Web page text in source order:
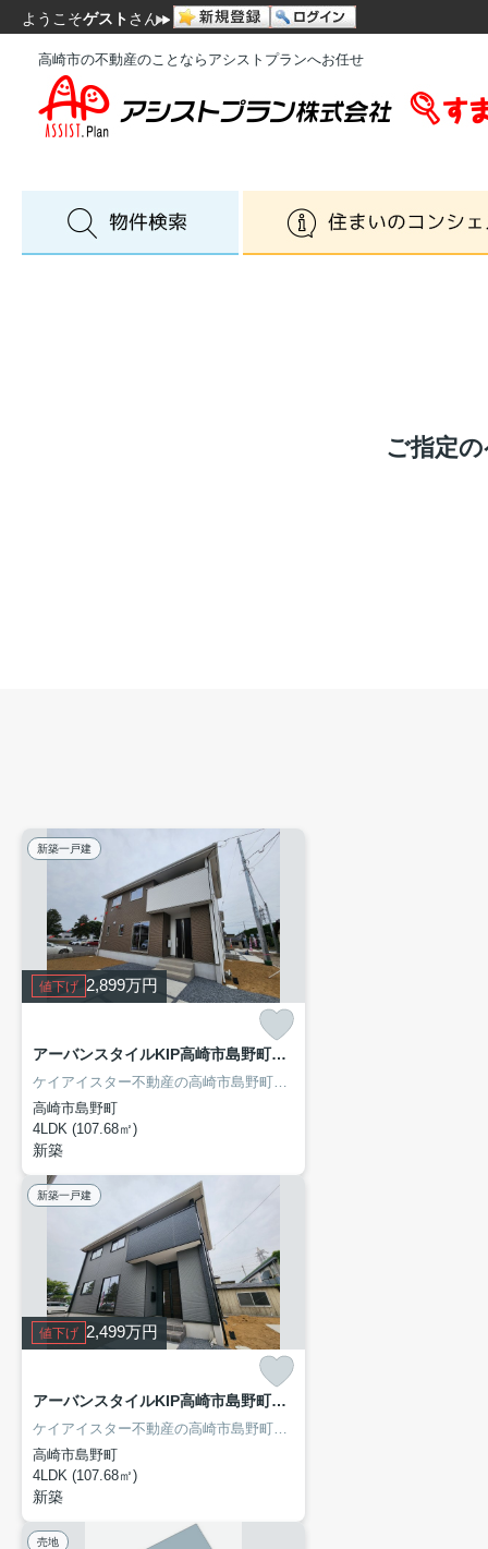
ようこそゲスト さん
高崎市の不動産のことならアシストプランへお任せ
ご指定
新築一戸建
値下げ 2,899万円
アーバンスタイルKIP高崎市島野町1期 3号棟
ケイアイスター不動産の高崎市島野町新築住宅！仲介手数料無料！
高崎市島野町
4LDK (107.68㎡)
新築
新築一戸建
値下げ 2,499万円
アーバンスタイルKIP高崎市島野町1期
ケイアイスター不動産の高崎市島野町新築住宅！
高崎市島野町
4LDK (107.68㎡)
新築
売地